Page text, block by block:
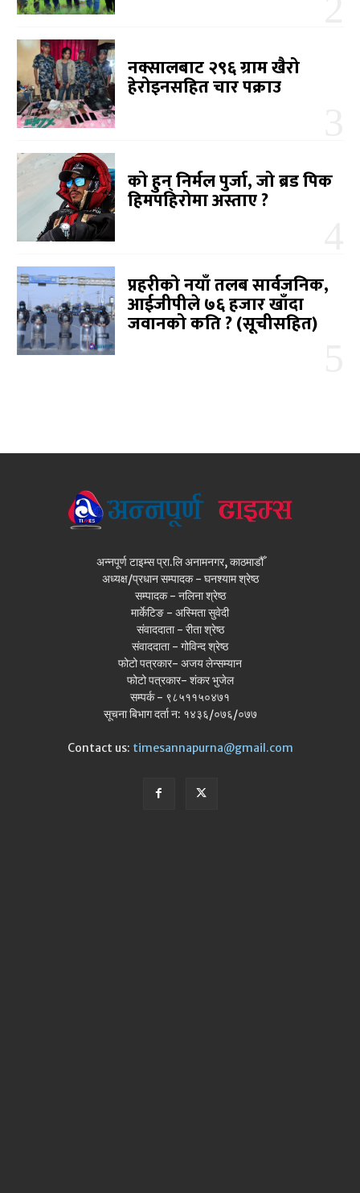
नक्सालबाट २९६ ग्राम खैरो
हेरोइनसहित चार पक्राउ
को हुन् निर्मल पुर्जा, जो ब्रड पिक
हिमपहिरोमा अस्ताए ?
प्रहरीको नयाँ तलब सार्वजनिक,
आईजीपीले ७६ हजार खाँदा
जवानको कति ? (सूचीसहित)
अन्नपूर्ण टाइम्स प्रा.लि अनामनगर, काठमाडौँ
अध्यक्ष/प्रधान सम्पादक - घनश्याम श्रेष्ठ
सम्पादक - नलिना श्रेष्ठ
मार्केटिङ - अस्मिता सुवेदी
संवाददाता - रीता श्रेष्ठ
संवाददाता - गोविन्द श्रेष्ठ
फोटो पत्रकार- अजय लेन्सम्यान
फोटो पत्रकार- शंकर भुजेल
सम्पर्क - ९८५११५०४७१
सूचना बिभाग दर्ता न: १४३६/०७६/०७७
Contact us: timesannapurna@gmail.com